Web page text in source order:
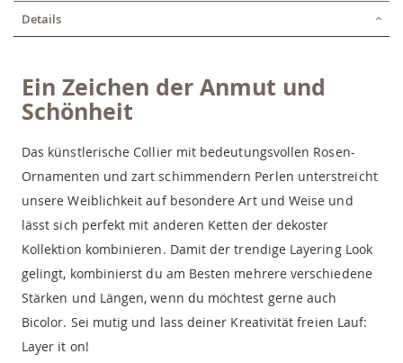
Details
Ein Zeichen der Anmut und
Schönheit
Das künstlerische Collier mit bedeutungsvollen Rosen-
Ornamenten und zart schimmendern Perlen unterstreicht
unsere Weiblichkeit auf besondere Art und Weise und
lässt sich perfekt mit anderen Ketten der dekoster
Kollektion kombinieren. Damit der trendige Layering Look
gelingt, kombinierst du am Besten mehrere verschiedene
Stärken und Längen, wenn du möchtest gerne auch
Bicolor. Sei mutig und lass deiner Kreativität freien Lauf:
Layer it on!